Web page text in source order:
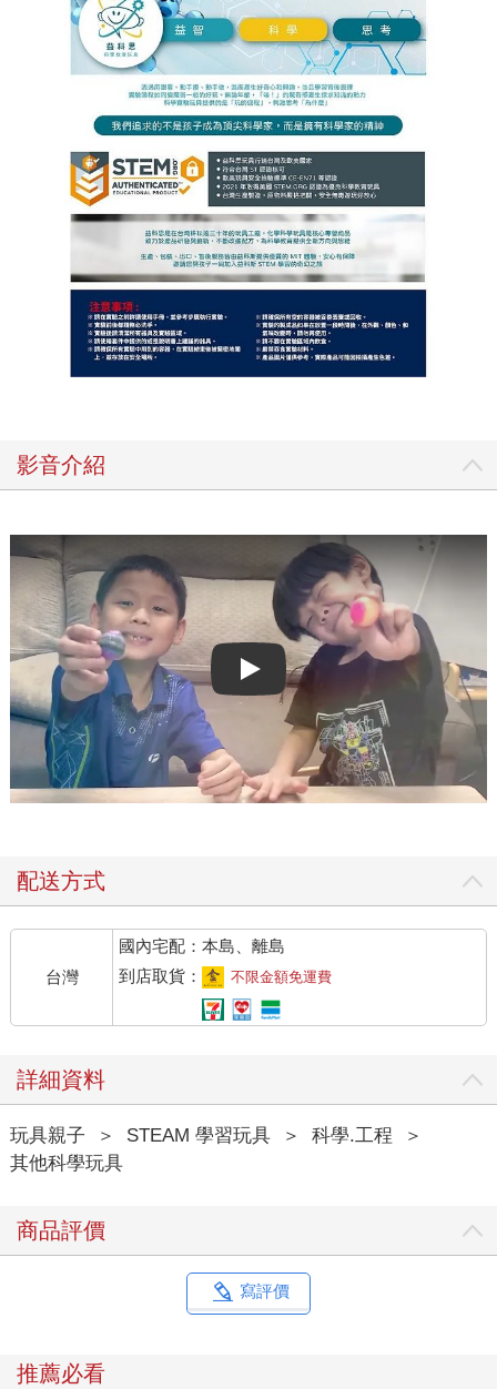
影音介紹
Play video
配送方式
台灣
國內宅配：本島、離島
到店取貨：
不限金額免運費
詳細資料
玩具親子 ＞ STEAM 學習玩具 ＞ 科學.工程
＞
其他科學玩具
商品評價
寫評價
推薦必看